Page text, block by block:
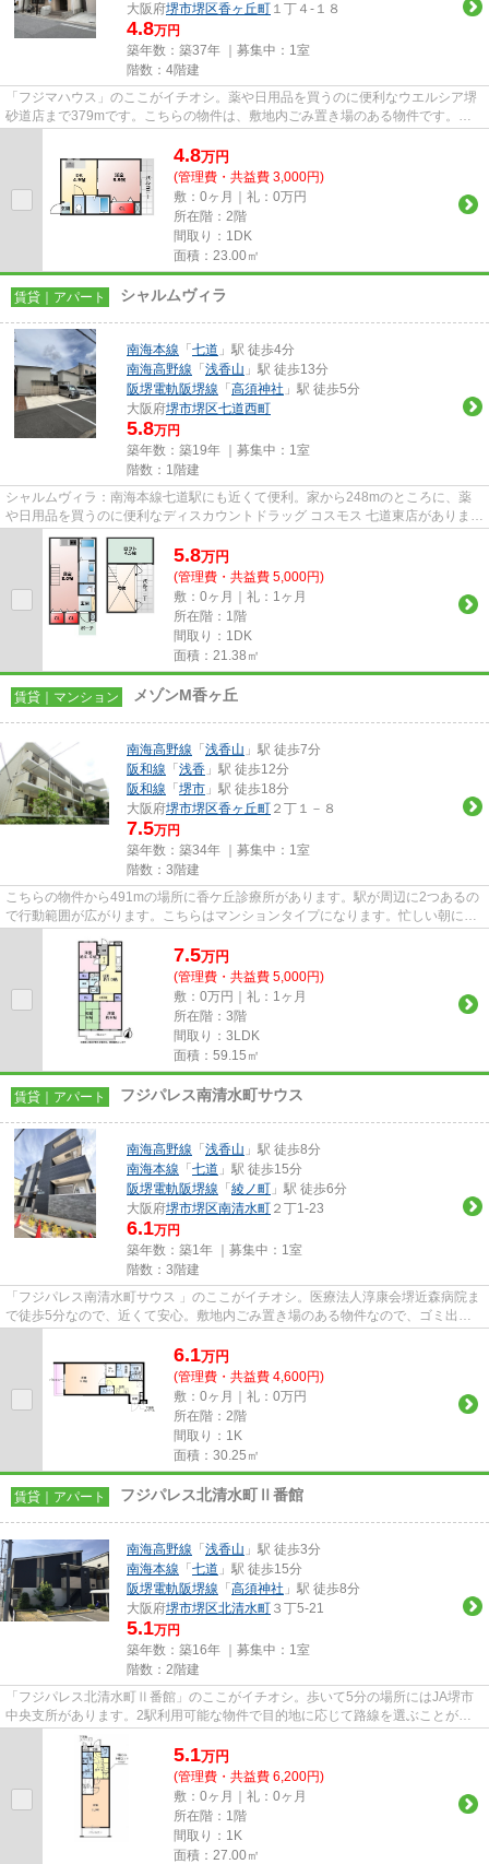
大阪府堺市堺区香ヶ丘町 １丁４-１８
4.8万円
築年数：築37年 ｜募集中： 1室
階数：4階建
「フジマハウス」のここがイチオシ。薬や日用品を買うのに便利なウエルシア堺
砂道店まで379mです。こちらの物件は、敷地内ごみ置き場のある物件です。高
4.8万円
(管理費・共益費 3,000円)
敷：0ヶ月｜礼：0万円
所在階：2階
間取り：1DK
面積：23.00㎡
賃貸｜アパート シャルムヴィラ
南海本線 「 七道 」駅 徒歩4分
南海高野線 「 浅香山 」駅 徒歩13分
阪堺電軌阪堺線 「 高須神社 」駅 徒歩5分
大阪府堺市堺区七道西町
5.8万円
築年数：築19年 ｜募集中： 1室
階数：1階建
シャルムヴィラ：南海本線七道駅にも近くて便利。家から248mのところに、薬
や日用品を買うのに便利なディスカウントドラッグ コスモス 七道東店がありま
す。クレジットカードで初期費...
5.8万円
(管理費・共益費 5,000円)
敷：0ヶ月｜礼：1ヶ月
所在階：1階
間取り：1DK
面積：21.38㎡
賃貸｜マンション メゾンM香ヶ丘
南海高野線 「 浅香山 」駅 徒歩7分
阪和線 「 浅香 」駅 徒歩12分
阪和線 「 堺市 」駅 徒歩18分
大阪府堺市堺区香ヶ丘町 ２丁１－８
7.5万円
築年数：築34年 ｜募集中： 1室
階数：3階建
こちらの物件から491mの場所に香ケ丘診療所があります。駅が周辺に2つあるの
で行動範囲が広がります。こちらはマンションタイプになります。忙しい朝に遠
7.5万円
(管理費・共益費 5,000円)
敷：0万円｜礼：1ヶ月
所在階：3階
間取り：3LDK
面積：59.15㎡
賃貸｜アパート フジパレス南清水町サウス
南海高野線 「 浅香山 」駅 徒歩8分
南海本線 「 七道 」駅 徒歩15分
阪堺電軌阪堺線 「 綾ノ町 」駅 徒歩6分
大阪府堺市堺区南清水町 ２丁1-23
6.1万円
築年数：築1年 ｜募集中： 1室
階数：3階建
「フジパレス南清水町サウス 」のここがイチオシ。医療法人淳康会堺近森病院ま
で徒歩5分なので、近くて安心。敷地内ごみ置き場のある物件なので、ゴミ出し
6.1万円
(管理費・共益費 4,600円)
敷：0ヶ月｜礼：0万円
所在階：2階
間取り：1K
面積：30.25㎡
賃貸｜アパート フジパレス北清水町Ⅱ番館
南海高野線 「 浅香山 」駅 徒歩3分
南海本線 「 七道 」駅 徒歩15分
阪堺電軌阪堺線 「 高須神社 」駅 徒歩8分
大阪府堺市堺区北清水町 ３丁5-21
5.1万円
築年数：築16年 ｜募集中： 1室
階数：2階建
「フジパレス北清水町Ⅱ番館」のここがイチオシ。歩いて5分の場所にはJA堺市
中央支所があります。2駅利用可能な物件で目的地に応じて路線を選ぶことがで
きます。こちらの物件はアパート...
5.1万円
(管理費・共益費 6,200円)
敷：0ヶ月｜礼：0ヶ月
所在階：1階
間取り：1K
面積：27.00㎡